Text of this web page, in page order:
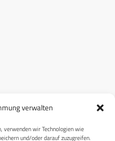
verwalten
verwenden wir Technologien wie
und/oder darauf zuzugreifen.